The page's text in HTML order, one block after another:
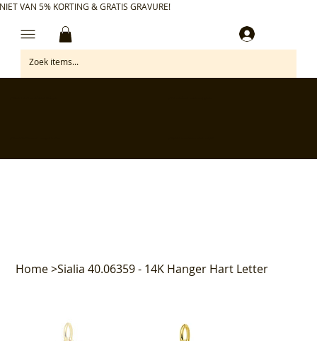
VAN 5% KORTING & GRATIS GRAVURE!
Home>Sialia 40.06359 - 14K Hanger Hart Letter